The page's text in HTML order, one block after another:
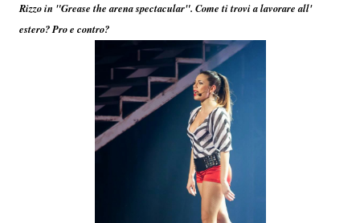
Rizzo in "Grease the arena spectacular". Come ti trovi a lavorare all'
estero? Pro e contro?